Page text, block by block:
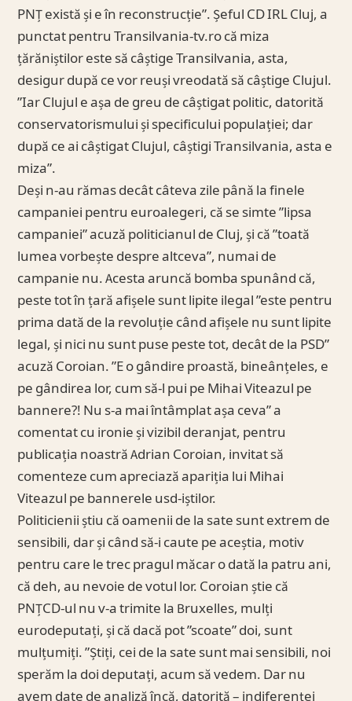
PNȚ există și e în reconstrucție”. Șeful CD IRL Cluj, a
punctat pentru Transilvania-tv.ro că miza
țărăniștilor este să câștige Transilvania, asta,
desigur după ce vor reuși vreodată să câștige Clujul.
”Iar Clujul e așa de greu de câștigat politic, datorită
conservatorismului și specificului populației; dar
după ce ai câștigat Clujul, câștigi Transilvania, asta e
miza”.
Deși n-au rămas decât câteva zile până la finele
campaniei pentru euroalegeri, că se simte ”lipsa
campaniei” acuză politicianul de Cluj, și că ”toată
lumea vorbește despre altceva”, numai de
campanie nu. Acesta aruncă bomba spunând că,
peste tot în țară afișele sunt lipite ilegal ”este pentru
prima dată de la revoluție când afișele nu sunt lipite
legal, și nici nu sunt puse peste tot, decât de la PSD”
acuză Coroian. ”E o gândire proastă, bineânțeles, e
pe gândirea lor, cum să-l pui pe Mihai Viteazul pe
bannere?! Nu s-a mai întâmplat așa ceva” a
comentat cu ironie și vizibil deranjat, pentru
publicația noastră Adrian Coroian, invitat să
comenteze cum apreciază apariția lui Mihai
Viteazul pe bannerele usd-iștilor.
Politicienii știu că oamenii de la sate sunt extrem de
sensibili, dar și când să-i caute pe aceștia, motiv
pentru care le trec pragul măcar o dată la patru ani,
că deh, au nevoie de votul lor. Coroian știe că
PNȚCD-ul nu v-a trimite la Bruxelles, mulți
eurodeputați, și că dacă pot ”scoate” doi, sunt
mulțumiți. ”Știți, cei de la sate sunt mai sensibili, noi
sperăm la doi deputați, acum să vedem. Dar nu
avem date de analiză încă, datorită – indiferenței